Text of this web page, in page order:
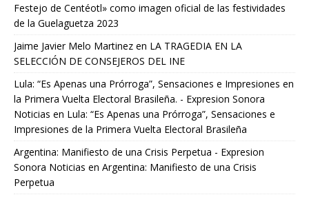
Festejo de Centéotl» como imagen oficial de las festividades
de la Guelaguetza 2023
Jaime Javier Melo Martinez en LA TRAGEDIA EN LA
SELECCIÓN DE CONSEJEROS DEL INE
Lula: “Es Apenas una Prórroga”, Sensaciones e Impresiones en
la Primera Vuelta Electoral Brasileña. - Expresion Sonora
Noticias en Lula: “Es Apenas una Prórroga”, Sensaciones e
Impresiones de la Primera Vuelta Electoral Brasileña
Argentina: Manifiesto de una Crisis Perpetua - Expresion
Sonora Noticias en Argentina: Manifiesto de una Crisis
Perpetua